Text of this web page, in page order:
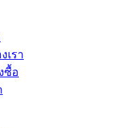
เรา
ซื้อ